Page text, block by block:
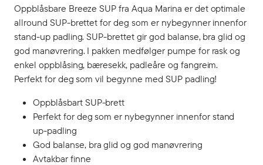
Oppblåsbare Breeze SUP fra Aqua Marina er det optimale
allround SUP-brettet for deg som er nybegynner innenfor
stand-up padling. SUP-brettet gir god balanse, bra glid og
god manøvrering. I pakken medfølger pumpe for rask og
enkel oppblåsing, bæresekk, padleåre og fangreim.
Perfekt for deg som vil begynne med SUP padling!
Oppblåsbart SUP-brett
Perfekt for deg som er nybegynner innenfor stand
up-padling
God balanse, bra glid og god manøvrering
Avtakbar finne